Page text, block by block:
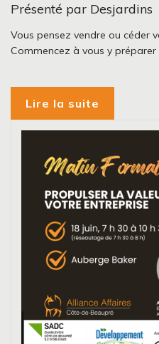
Présenté par Desjardins
Vous pensez vendre ou céder
Commencez à vous y
Lire la suite